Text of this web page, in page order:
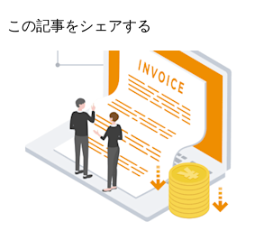
この記事をシェアする